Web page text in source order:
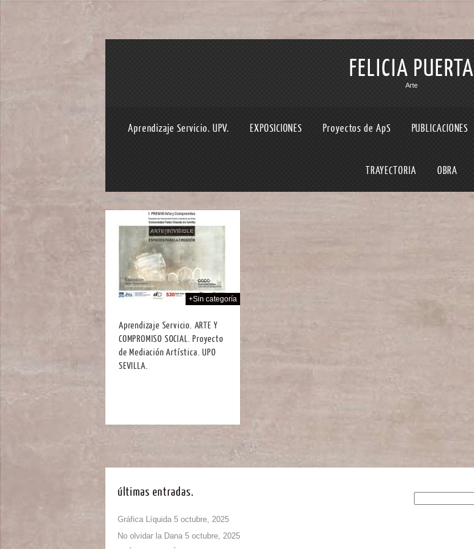
FELICIA PUERTA
Arte
Aprendizaje Servicio. UPV. EXPOSICIONES Proyectos de ApS PUBLICACIONES
TRAYECTORIA OBRA
+Sin categoría
Aprendizaje Servicio. ARTE Y
COMPROMISO SOCIAL. Proyecto
de Mediación Artística. UPO
SEVILLA.
últimas entradas.
Gráfica Líquida 5 octubre, 2025
No olvidar la Dana 5 octubre, 2025